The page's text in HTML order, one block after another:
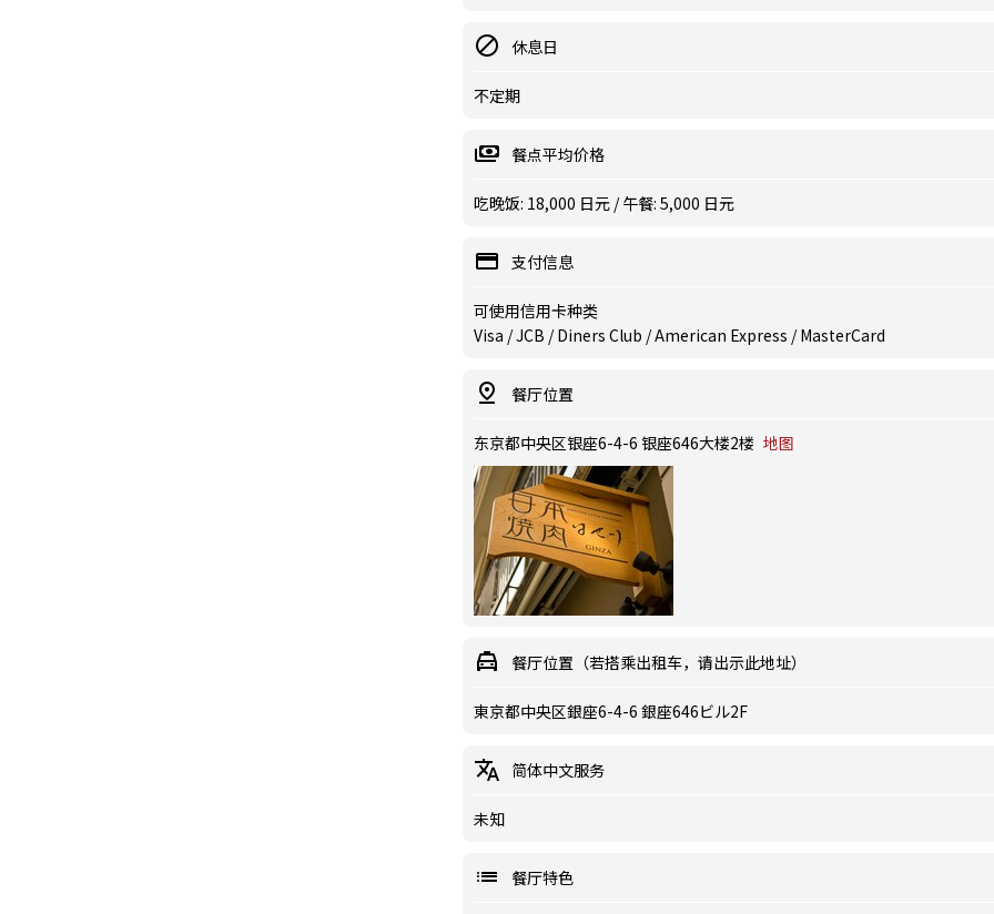
休息日
不定期
餐点平均价格
吃晚饭: 18,000 日元 / 午餐: 5,000 日元
支付信息
可使用信用卡种类
Visa / JCB / Diners Club / American Express / MasterCard
餐厅位置
东京都中央区银座6-4-6 银座646大楼2楼 地图
餐厅位置（若搭乘出租车，请出示此地址）
東京都中央区銀座6-4-6 銀座646ビル2F
简体中文服务
未知
餐厅特色